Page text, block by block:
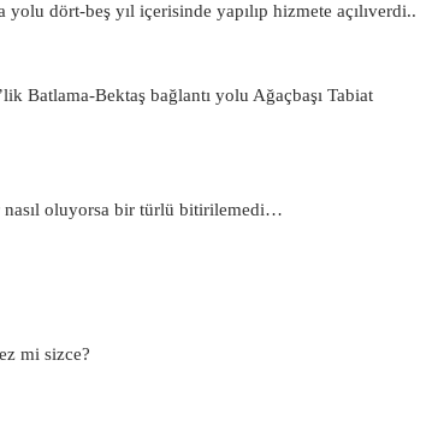
dört-beş yıl içerisinde yapılıp hizmete açılıverdi..
Batlama-Bektaş bağlantı yolu Ağaçbaşı Tabiat
oluyorsa bir türlü bitirilemedi…
mi sizce?